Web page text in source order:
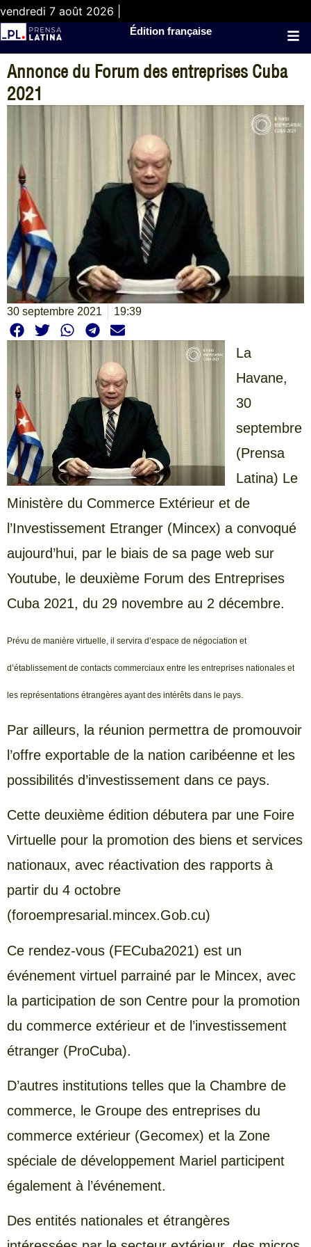
vendredi 7 août 2026 |
Édition française
Annonce du Forum des entreprises Cuba
2021
30 septembre 2021 19:39
La
Havane,
30
septembre
(Prensa
Latina) Le
Ministère du Commerce Extérieur et de
l’Investissement Etranger (Mincex) a convoqué
aujourd’hui, par le biais de sa page web sur
Youtube, le deuxième Forum des Entreprises
Cuba 2021, du 29 novembre au 2 décembre.
Prévu de manière virtuelle, il servira d’espace de négociation et
d’établissement de contacts commerciaux entre les entreprises nationales et
les représentations étrangères ayant des intérêts dans le pays.
Par ailleurs, la réunion permettra de promouvoir
l’offre exportable de la nation caribéenne et les
possibilités d’investissement dans ce pays.
Cette deuxième édition débutera par une Foire
Virtuelle pour la promotion des biens et services
nationaux, avec réactivation des rapports à
partir du 4 octobre
(foroempresarial.mincex.Gob.cu)
Ce rendez-vous (FECuba2021) est un
événement virtuel parrainé par le Mincex, avec
la participation de son Centre pour la promotion
du commerce extérieur et de l’investissement
étranger (ProCuba).
D’autres institutions telles que la Chambre de
commerce, le Groupe des entreprises du
commerce extérieur (Gecomex) et la Zone
spéciale de développement Mariel participent
également à l’événement.
Des entités nationales et étrangères